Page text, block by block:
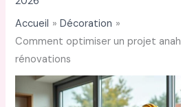
Accueil
Décoration
Comment optimiser un projet
rénovations